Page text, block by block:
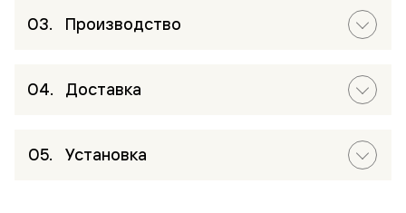
Производство
Доставка
Установка